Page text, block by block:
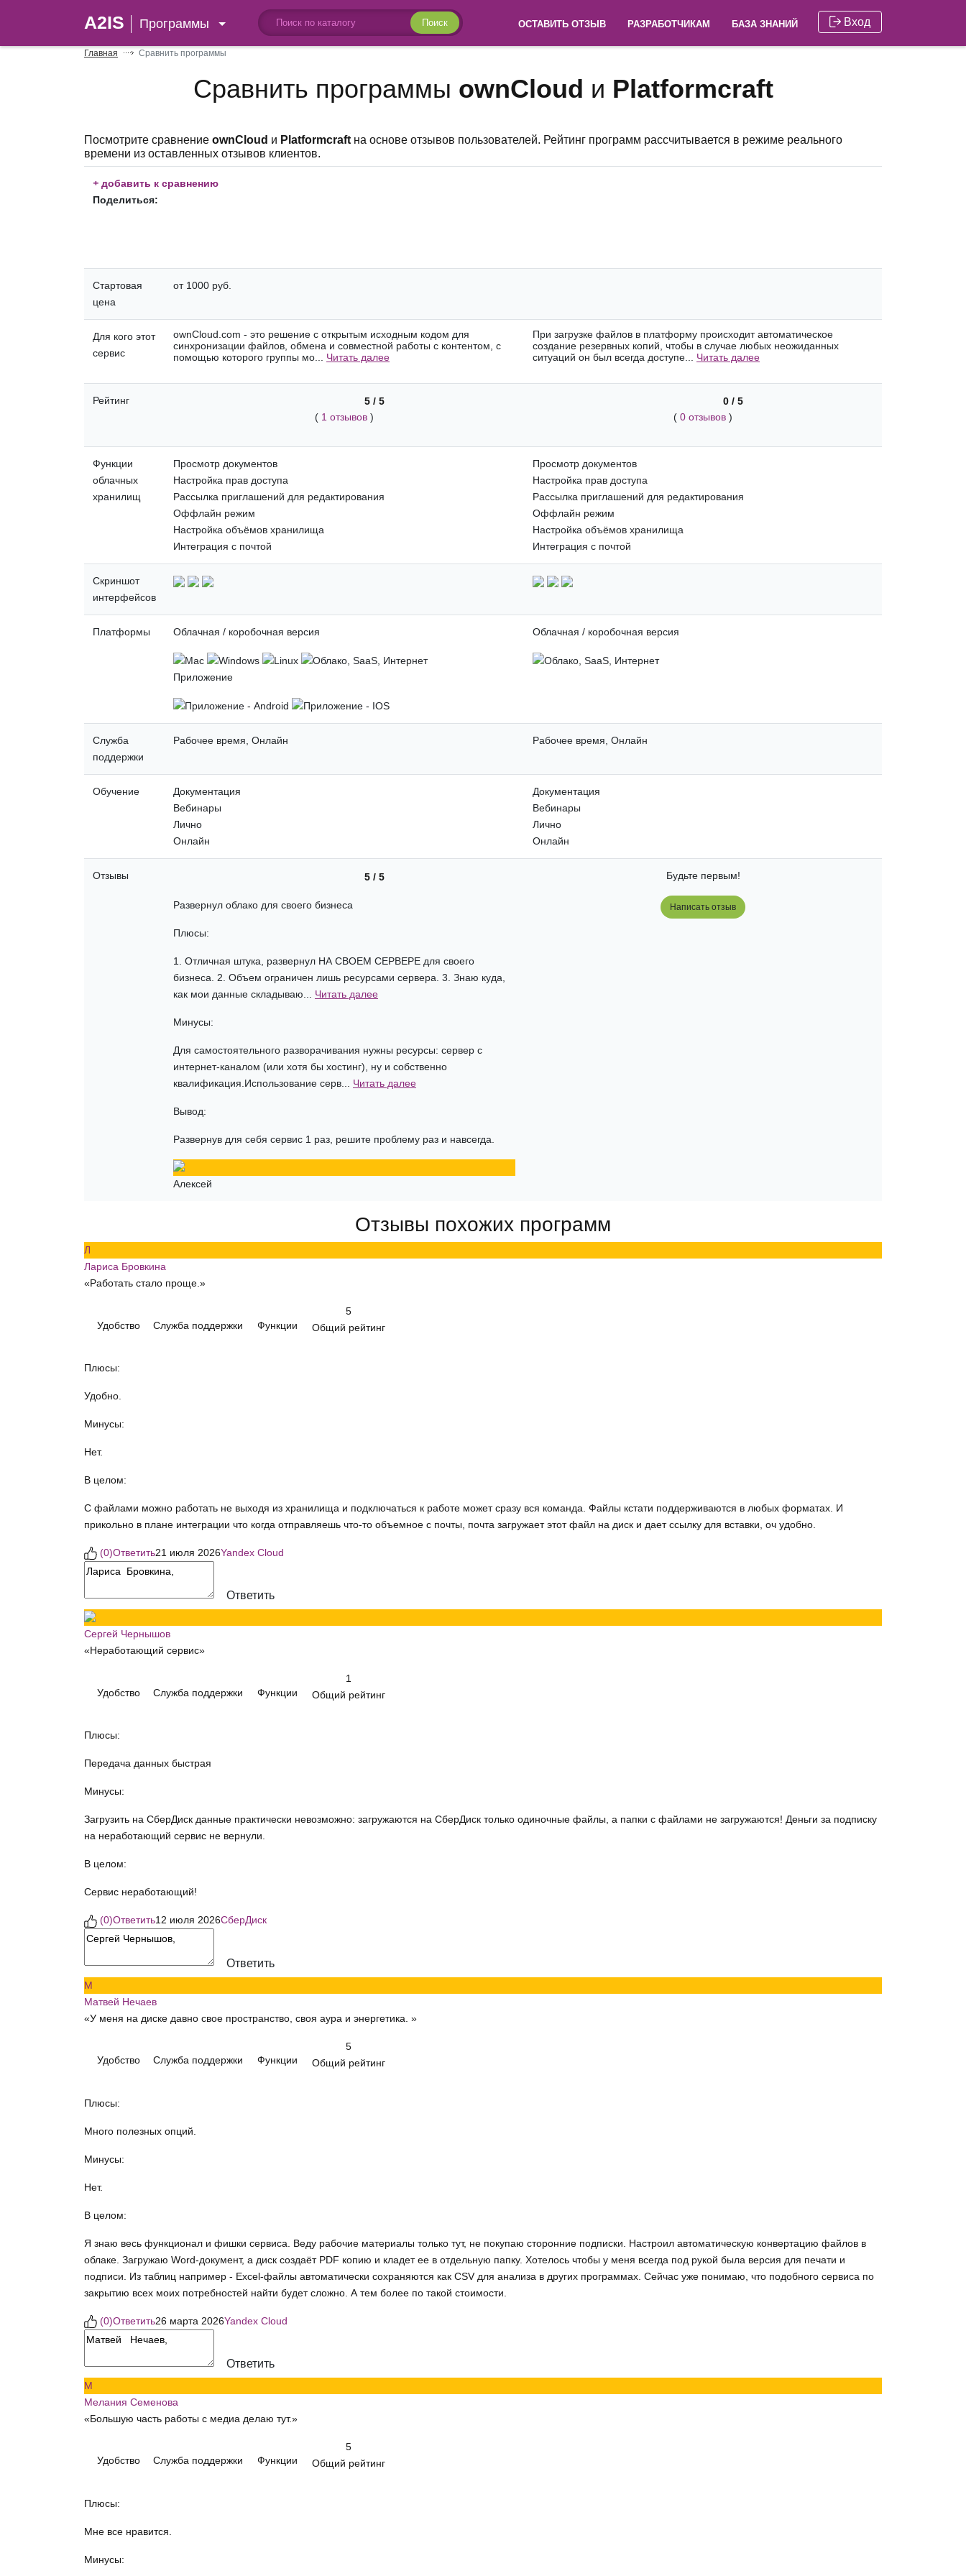
A2IS Программы ОСТАВИТЬ ОТЗЫВ РАЗРАБОТЧИКАМ БАЗА ЗНАНИЙ
Поиск Вход
Главная Сравнить программы
Сравнить программы ownCloud и Platformcraft
Посмотрите сравнение ownCloud и Platformcraft на основе отзывов пользователей. Рейтинг программ рассчитывается в режиме реального
времени из оставленных отзывов клиентов.
+ добавить к сравнению
Поделиться:
Стартовая
цена
от 1000 руб.
Для кого этот
сервис
ownCloud.com - это решение с открытым исходным кодом для
синхронизации файлов, обмена и совместной работы с контентом, с
помощью которого группы мо... Читать далее
При загрузке файлов в платформу происходит автоматическое
создание резервных копий, чтобы в случае любых неожиданных
ситуаций он был всегда доступе... Читать далее
Рейтинг
5 / 5
( 1 отзывов )
0 / 5
( 0 отзывов )
Функции
облачных
хранилищ
Просмотр документов
Настройка прав доступа
Рассылка приглашений для редактирования
Оффлайн режим
Настройка объёмов хранилища
Интеграция с почтой
Просмотр документов
Настройка прав доступа
Рассылка приглашений для редактирования
Оффлайн режим
Настройка объёмов хранилища
Интеграция с почтой
Скриншот
интерфейсов
Платформы Облачная / коробочная версия
Приложение
Облачная / коробочная версия
Служба
поддержки
Рабочее время, Онлайн Рабочее время, Онлайн
Обучение
Документация
Вебинары
Лично
Онлайн
Документация
Вебинары
Лично
Онлайн
Отзывы 5 / 5
Развернул облако для своего бизнеса
Плюсы:
1. Отличная штука, развернул НА СВОЕМ СЕРВЕРЕ для своего
бизнеса. 2. Объем ограничен лишь ресурсами сервера. 3. Знаю куда,
как мои данные складываю... Читать далее
Минусы:
Для самостоятельного разворачивания нужны ресурсы: сервер с
интернет-каналом (или хотя бы хостинг), ну и собственно
квалификация.Использование серв... Читать далее
Вывод:
Развернув для себя сервис 1 раз, решите проблему раз и навсегда.
Алексей
Будьте первым!
Написать отзыв
Отзывы похожих программ
Л
Лариса Бровкина
«Работать стало проще.»
Удобство Служба поддержки Функции
5
Общий рейтинг
Плюсы:
Удобно.
Минусы:
Нет.
В целом:
С файлами можно работать не выходя из хранилища и подключаться к работе может сразу вся команда. Файлы кстати поддерживаются в любых форматах. И
прикольно в плане интеграции что когда отправляешь что-то объемное с почты, почта загружает этот файл на диск и дает ссылку для вставки, оч удобно.
(0)Ответить21 июля 2026Yandex Cloud
Ответить
Сергей Чернышов
«Неработающий сервис»
Удобство Служба поддержки Функции
1
Общий рейтинг
Плюсы:
Передача данных быстрая
Минусы:
Загрузить на СберДиск данные практически невозможно: загружаются на СберДиск только одиночные файлы, а папки с файлами не загружаются! Деньги за подписку
на неработающий сервис не вернули.
В целом:
Сервис неработающий!
(0)Ответить12 июля 2026СберДиск
Ответить
М
Матвей Нечаев
«У меня на диске давно свое пространство, своя аура и энергетика. »
Удобство Служба поддержки Функции
5
Общий рейтинг
Плюсы:
Много полезных опций.
Минусы:
Нет.
В целом:
Я знаю весь функционал и фишки сервиса. Веду рабочие материалы только тут, не покупаю сторонние подписки. Настроил автоматическую конвертацию файлов в
облаке. Загружаю Word‑документ, а диск создаёт PDF копию и кладет ее в отдельную папку. Хотелось чтобы у меня всегда под рукой была версия для печати и
подписи. Из таблиц например - Excel‑файлы автоматически сохраняются как CSV для анализа в других программах. Сейчас уже понимаю, что подобного сервиса по
закрытию всех моих потребностей найти будет сложно. А тем более по такой стоимости.
(0)Ответить26 марта 2026Yandex Cloud
Ответить
М
Мелания Семенова
«Большую часть работы с медиа делаю тут.»
Удобство Служба поддержки Функции
5
Общий рейтинг
Плюсы:
Мне все нравится.
Минусы: